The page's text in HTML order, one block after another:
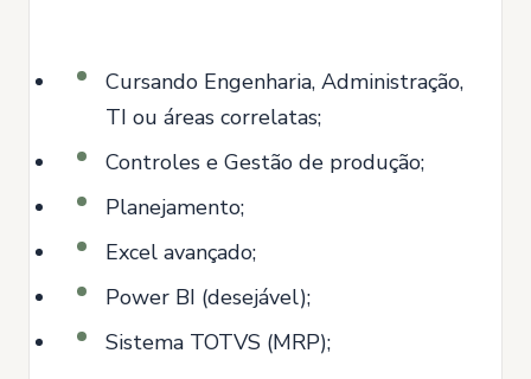
Cursando Engenharia, Administração,
TI ou áreas correlatas;
Controles e Gestão de produção;
Planejamento;
Excel avançado;
Power BI (desejável);
Sistema TOTVS (MRP);